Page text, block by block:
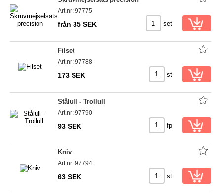
Art.nr: 97775
från 35 SEK set
Filset
Art.nr: 97788
173 SEK st
Stålull - Trollull
Art.nr: 97790
93 SEK fp
Kniv
Art.nr: 97794
63 SEK st